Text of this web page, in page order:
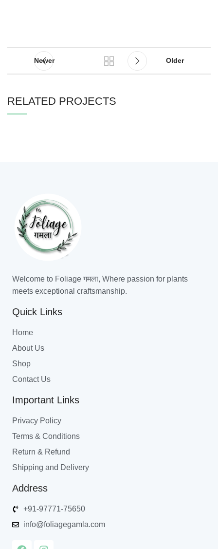
Newer Older
RELATED PROJECTS
Welcome to Foliage गमला, Where passion for plants
meets exceptional craftsmanship.
Quick Links
Home
About Us
Shop
Contact Us
Important Links
Privacy Policy
Terms & Conditions
Return & Refund
Shipping and Delivery
Address
+91-97771-75650
info@foliagegamla.com